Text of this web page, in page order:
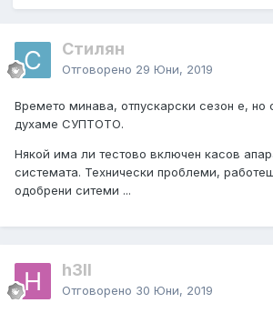
Стилян
Отговорено 29 Юни, 2019
Времето минава, отпускарски сезон е,
духаме СУПТОТО.
Някой има ли тестово включен касов
системата. Технически проблеми,
одобрени ситеми ...
h3ll
Отговорено 30 Юни, 2019